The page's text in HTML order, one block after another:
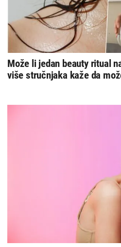
Može li jedan beauty ritual
više stručnjaka kaže da